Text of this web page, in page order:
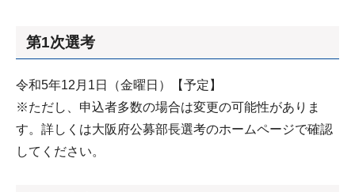
第1次選考
令和5年12月1日（金曜日）【予定】
※ただし、申込者多数の場合は変更の可能性がありま
す。詳しくは大阪府公募部長選考のホームページで確認
してください。